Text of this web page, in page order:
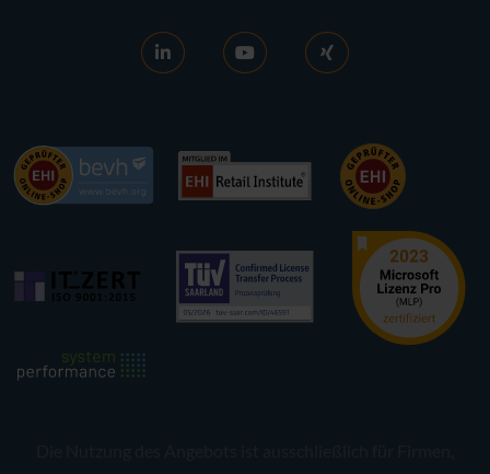
RDS aktivieren
Lizenzen verkaufen
Presse
Newsletter-Anmeldung
Widerrufsrecht
Datenschutz